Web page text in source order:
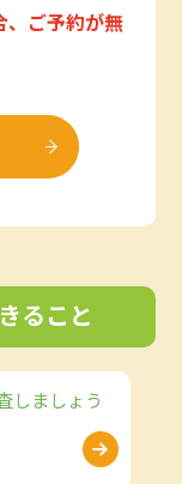
、ご予約が無
ること
しましょう